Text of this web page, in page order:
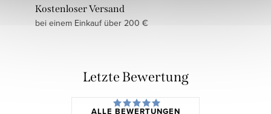
Kostenloser Versand
bei einem Einkauf über 200 €
Letzte Bewertung
ALLE BEWERTUNGEN